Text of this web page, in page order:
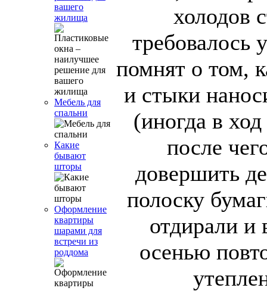
вашего
жилища
Мебель для
спальни
Какие
бывают
шторы
Оформление
квартиры
шарами для
встречи из
роддома
холодов
требовалось
помнят о том,
и стыки
(иногда в
после
довершить
полоску
отдирали и
осенью